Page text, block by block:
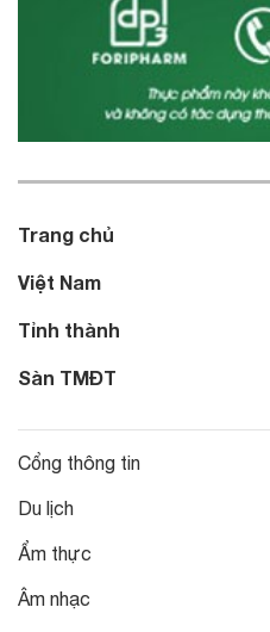
Trang chủ
Việt Nam
Tỉnh thành
Sàn TMĐT
Cổng thông tin
Du lịch
Ẩm thực
Âm nhạc